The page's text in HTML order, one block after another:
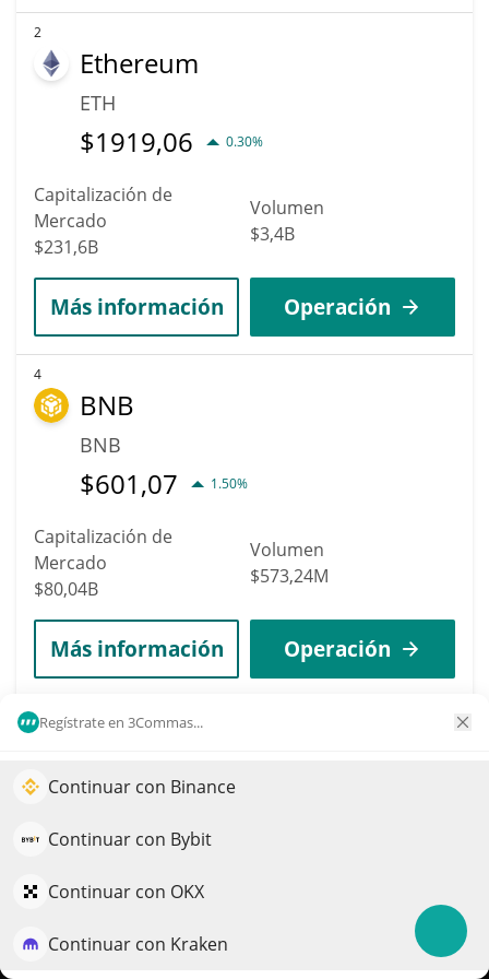
Regístrate en 3Commas...
Continuar con Binance
Continuar con Bybit
Continuar con OKX
Continuar con Kraken
2
Ethereum
ETH
$1919,06 0.30%
Capitalización de
Mercado
$231,6B
Volumen
$3,4B
Más información Operación
4
BNB
BNB
$601,07 1.50%
Capitalización de
Mercado
$80,04B
Volumen
$573,24M
Más información Operación
6
XRP
$
Mercado
Impulse el crecimiento de su portafolio con IA
QuantPilot es una plataforma integral de estrategias donde
sus estrategias y realizan investigación de mercado
Pruébelo gratis